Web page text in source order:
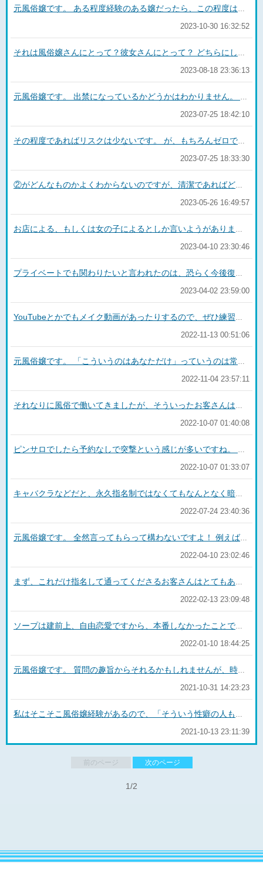
元風俗嬢です。 ある程度経験のある嬢だったら、この程度は変態と思わないですよ。 名前で呼ぶ、69くらいは普通ですし、顔面も多分やってくれると思います。 ぱいずりは大きさによるでしょうね。 あと踏みつけるだけなら大体できると思いますが、ちゃんとした足コキになるとバランスとるのが難しいかもしれません。 髪の毛撫でるのは普通できますが、そこまで断られるのはもしかしてかなりガッチリ固めてるのでしょうか。 それならちょっと遠慮しちゃうかもしれませんね。
2023-10-30 16:32:52
それは風俗嬢さんにとって？彼女さんにとって？ どちらにしても嫌です…。 風俗嬢としては痕跡を残さないようにするのに気を遣いますし、「面倒だな」「嫌なお客さんだな」と思ったらちょっとした仕返しに丸めたティッシュを隠しておくとかよく聞きますよね。（さすがに私はしませんが） 彼女の気持ちになってみても、彼氏が他の女性とイチャイチャした部屋でずっと生活するのは嫌です。 バレなければいいという問題ではないと思います。 同棲ではなく既婚者が奥さんのいないうちに…と呼ばれたことはありましたが、正直「ホテル代ケチるくらいなら呼ぶなよ」と内心思ってました。
2023-08-18 23:36:13
元風俗嬢です。 出禁になっているかどうかはわかりません。 が、3回遊んで「微妙だな」と鉄さんが思っているのであれば、単純に相性などあると思いますよ。 人気嬢だからといって全員が気に入ることはありませんし、逆に（失礼ながら）不人気嬢でもめちゃくちゃ楽しいこともあります。 ちなみに他の子に入っても、女の子には伝わらないことも多々ありますよ。 もしわかったとしても、よほど太客とかでなければ正直「ふーん」「へー、指名変えたのかな」くらいです。 どうしてもその子にこだわらなくていいんじゃないでしょうか。
2023-07-25 18:42:10
その程度であればリスクは少ないです。 が、もちろんゼロではありません。 一般的に男性の方が症状は出にくいので、心配であれば2週間くらい経過してから検査された方がいいと思いますよ。 血液検査でわかる病気（HIVや梅毒）は3ヶ月くらいの潜伏期間があるものもあります。 ちなみにわかっているとは思いますが、相手が風俗嬢であっても今後セックスをするであろうパートナーであっても、そういう行為をすれば可能性はあります。 質問文から察するにソープに行ったのでしょうが、性病のリスクを軽減しながら遊ぶとしたら、オナクラやエステの方が良いのではないでしょうか。
2023-07-25 18:33:30
②がどんなものかよくわからないのですが、清潔であればどちらでもいいと思います。 高級店の時はお客さんの下着を脱がせてあげていましたが、ピッタリしていると脱がせづらかったです。 結局自分で脱いでもらうことが多かったので、高級店に行くのであれば多少余裕がある方が満喫できるかもしれません。 脱がせてもらうという非日常体験とか、脱がされながら仁王立ちフェラされるとかですね。
2023-05-26 16:49:57
お店による、もしくは女の子によるとしか言いようがありません。 私も行きたいとスタッフに言ったことがありますが、うちは受けていないと言われました。 求人ページからでも良いので一度問い合わせてみてはどうでしょうか。 もしくは、嫌でなければ最近は風俗嬢さん向けの講習などもあります。 M性感系の講習が得意な講師さんをTwitterなどで調べてみてください。 ただ都心に集中している傾向があるので、お住まいの地域によっては難しい、もしくはさらにお金が必要になるかもしれません。
2023-04-10 23:30:46
プライベートでも関わりたいと言われたのは、恐らく今後復帰して時にお客さんを持っておきたいと思われたのかなと思います。 なのでその時点では、お客さんとしてはいいお客さん、または普通のお客さんですね。 LINEとかは交換しましたか？ 今後に関してはやすさんがどうしたいかです。 ガチ恋も私の経験則では（あまり）キモくない節度を持ったガチ恋と、キモいガチ恋がいました。 本気で付き合いたいと思っているのは同じですが、前者は私が分かりやすい嘘をついても「そうなんだ」と流してくれて、お店に通ってくれました。 後者は「昼職が忙しくて」「バレたら困るから外では会えない」と言っても何かと「じゃあ○○ならいいよね」と別の要求をしてきます。 節度のあるガチ恋であれば関係を続けられるとありがたいです。
2023-04-02 23:59:00
YouTubeとかでもメイク動画があったりするので、ぜひ練習してみてください。 普段すっぴんでいられるなら、メイクをすることによって周囲の人にバレる可能性がかなり少なくなります。 と言っても眉を整えたりビューラーでまつ毛を上げる、ブラウン系のアイラインを引いて、あとはリップくらいでいいと思います。 必要ならチークもあれば…くらいですね。 もちろんはるちゃんさんの顔を見たことはありませんが、素肌でいられるならそれに越したことはありませんから！ ちなみにですが、ホームページ用の写真を撮る時はぼかしを入れるとしても濃いめにした方が映えますよ！
2022-11-13 00:51:06
元風俗嬢です。 「こういうのはあなただけ」っていうのは常套句です。 ツイッターもあなただけのためにアカウントを作り直したとは限りません。 だったとしても、アカウントはいくつもあるでしょうね…。 最初は彼氏がいることを伝えても色恋で引っ張れるし楽だなーと思ったけど、段々本気っぽくなってきて面倒だなと思ったんじゃないですか？ LINEもできない、店外断られる、韓国バーも客として行ってますよね。 それで目を覚まして欲しかったですね。 プライベートのインスタまで特定されてたら本当怖いです。 これ以上何もしないであげてください。 NGになった理由は簡単に言うと身の危険を感じたからでしょう。 ＞プロポーズとか結婚がなければ、もしかしたら本当に付き合えていたのか あり得ないでしょうね。 ザクさんもはっきりおっしゃってくれていますが、完全に営業です。 名前も顔も知らない風俗嬢さんですが、代わりに私がお願いします。 SNSも在籍のエステ店のサイトも、今後一切見ないようにしてください。
2022-11-04 23:57:11
それなりに風俗で働いてきましたが、そういったお客さんは相手したことがないですね。 聞かないようにしようと思っても、すごく不思議に思ってしまうと思います。 あまり無責任なことは言えませんが、「傷があるのですが見てもその話題には触れないで欲しい」と伝えてプレイするのも嫌ですか？ 新人さんとか若すぎる子じゃなければ、その辺はくみ取ってくれると思います。 もしくはあまり風俗感はないかもしれませんが、ピンサロやオナクラだとお客さんが上半身脱がない（脱がなくても不思議ではない）ですよ。
2022-10-07 01:40:08
ピンサロでしたら予約なしで突撃という感じが多いですね。 飲食店風なソファみたいなところでの接客になるので。 ピンサロ含め店舗型（ヘルスやソープ）は一定数予約なしの方はいます。 ただ混んでいると待ち時間ができてしまうので、すぐには入れないこともあります。 ピンサロだと短時間で自分の番が来ると思いますが、今後ヘルスやソープに行くなら予約をした方が確実かとは思います。 最低でも行く直前に「今は入れますか？」と電話で聞いておくと無駄足は防げると思いますよ。
2022-10-07 01:33:07
キャバクラなどだと、永久指名制ではなくてもなんとなく暗黙の了解で他の女の子は指名できないですよね。 風俗は基本的に個人で動いているので全く問題ないですよ。 もちろん「他の女の子はこうだった」と話題を持ち出すのは良くありません。 ちなみにどういう風俗か、そのお店がどんな待機方法を取っているのかにもよりますが、あまり良くない遊び方や変わった遊び方をすると「あのお客さんってこうだよね」と情報共有されてしまうことがあります。 今は女の子同士が会話をすることはあまりないと思いますが、一応伝えておきます。
2022-07-24 23:40:36
元風俗嬢です。 全然言ってもらって構わないですよ！ 例えば私はブリーフの上から股間を手で撫でてもらったり揉んでもらったりすることに興奮するのですが、 これくらいのことだったら、ソープ嬢の体に負担がかかるわけではないので皆さんやってくれると思います。 新人さんじゃなかったら色んなお客さんを見てきてますから、滅多なことでは引かないと思いますね（笑） 要望があれば言ってくれた方が満足できるでしょうし、その方がこちらとしてもありがたいです。 それこそ過激なことでなければ…ですが。
2022-04-10 23:02:46
まず、これだけ指名して通ってくださるお客さんはとてもありがたいです。 ただ他の方の回答にもあるように、ちょっとしんどいのかもしれませんね。 「あなたは私を気に入ってくれているから、真実を話してもまた来てくれるし大丈夫」という気持ちがあって、今後楽にプレイしたいのかもしれません。 ドン引きして、もう来てくれなくなっても仕方ないという覚悟を持って言ったのかもわかりません。 でも「流れに区切りをつけるため」というのは理解できます。 嬢の方は時間配分も計算しているので、自分がイッて次にお客さんをイカせるというプレイスタイルなのかもしれないですね。 星の砂さんが攻め派とのことですが、どんなことが苦手なのかは人それぞれですしクリを触る力が強い可能性もあります。
2022-02-13 23:09:48
ソープは建前上、自由恋愛ですから、本番しなかったことで怒られたら法令違反になりますね。 けど私は過去、時間配分を間違って挿入はしたもののいかせられなかったことがあります。 その時はお客さんには何も言われなかったものの、後からお店に怒られました（ソープです💦） 結局のところソープは本番目的で来ることがほとんどなので、断らないほうが身のためです。 お客さんがしなくていいと言っているのなら良いですが、アンケートなどに書かれればお店に状況を確認されるかもしれません。 もし暴発などがあって時間が余ったとしても、2回戦を誘うのがある種マナー？になっています。
2022-01-10 18:44:25
元風俗嬢です。 質問の趣旨からそれるかもしれませんが、時間がないとはどの程度を指すのでしょうか。 単に手コキといっても私だったら乳首舐めとかしますし、一緒にシャワーを浴びていなければちょっと心配です。 あと、手だけでいいと言っても「やっぱりフェラして」と途中で言うことが変わる方もけっこう多いです。 なので私はシャチハタさんのようなシチュエーションになった場合は、基本的にシャワーに誘導します。 もし本当に5～10分くらいで仕事に戻らなければいけないとか言われたら、「舐めてって言われても絶対舐めないし、本当に手だけだからね」と念押しします。 その場合だったらプレイ前はシャワーは行かないと思います。 プレイ後、射精したものを避けきれなかったら、シャワーへ行ってサッと流す程度だと思います。
2021-10-31 14:23:23
私はそこそこ風俗嬢経験があるので、「そういう性癖の人もいるな」くらいにしか思いません。 自分が飲ませられなければ、お客さんが飲むのは気にならないけど、「偏った食生活だね」とかジャッジされたら嫌かもです笑 普通に？おいしいよとか言われれば頑張って出したかいがあったなと。 そもそも聖水オプションが入った時点で何かしら覚悟？はしてます。 若い子とか素人系のお店ではやめた方がいいかもしれないですね。
2021-10-13 23:11:39
前のページ 次のページ
1/2